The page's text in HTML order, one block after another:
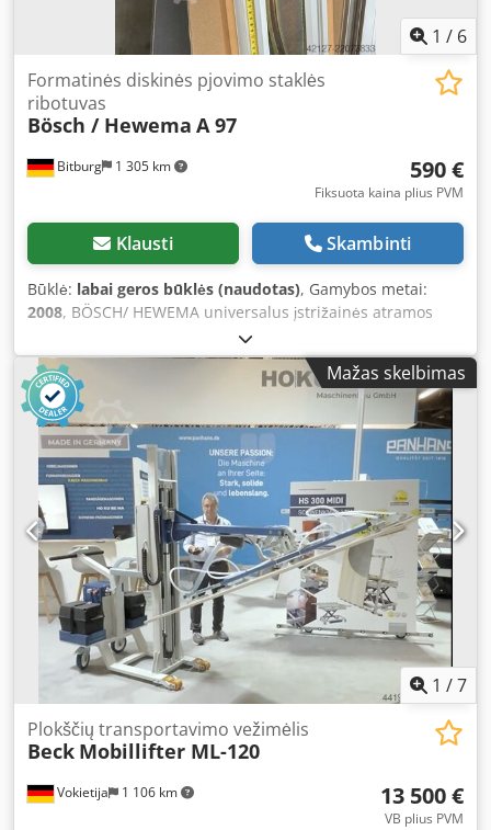
1 / 6
Bitburg 1 305 km
Formatinės diskinės pjovimo staklės
ribotuvas
Bösch / Hewema A 97
590 €
Fiksuota kaina plius PVM
Klausti Skambinti
Būklė: labai geros būklės (naudotas), Gamybos metai:
2008, BÖSCH/ HEWEMA universalus įstrižainės atramos
A97 formatinėms diskinėms pjūkloms Uždaroje padėtyje
atliekami 90° kampiniai pjūviai. Reguliuojant pjūvio kampą,
abu atramos profiliai juda sinchroniškai. Dcjdpfx Adjzbytlo
Nsk Pjūvius galima atlikti tiek priekinėje, tiek galinėje
atraminėje dalyje. Pjūvio kampas skaitomas nuo skalės
disko.
Mažas skelbimas
1 /7
Vokietija 1 106 km
Plokščių transportavimo vežimėlis
Beck Mobillifter ML-120
13 500 €
VB plius PVM